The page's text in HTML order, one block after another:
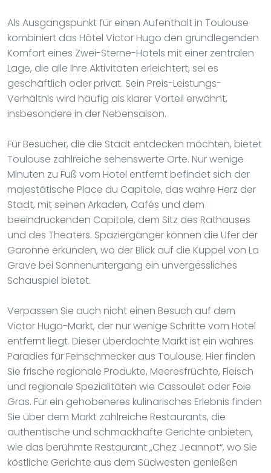
Als Ausgangspunkt für einen Aufenthalt in Toulouse
kombiniert das Hôtel Victor Hugo den grundlegenden
Komfort eines Zwei-Sterne-Hotels mit einer zentralen
Lage, die alle Ihre Aktivitäten erleichtert, sei es
geschäftlich oder privat. Sein Preis-Leistungs-
Verhältnis wird häufig als klarer Vorteil erwähnt,
insbesondere in der Nebensaison.
Für Besucher, die die Stadt entdecken möchten, bietet
Toulouse zahlreiche sehenswerte Orte. Nur wenige
Minuten zu Fuß vom Hotel entfernt befindet sich der
majestätische Place du Capitole, das wahre Herz der
Stadt, mit seinen Arkaden, Cafés und dem
beeindruckenden Capitole, dem Sitz des Rathauses
und des Theaters. Spaziergänger können die Ufer der
Garonne erkunden, wo der Blick auf die Kuppel von La
Grave bei Sonnenuntergang ein unvergessliches
Schauspiel bietet.
Verpassen Sie auch nicht einen Besuch auf dem
Victor Hugo-Markt, der nur wenige Schritte vom Hotel
entfernt liegt. Dieser überdachte Markt ist ein wahres
Paradies für Feinschmecker aus Toulouse. Hier finden
Sie frische regionale Produkte, Meeresfrüchte, Fleisch
und regionale Spezialitäten wie Cassoulet oder Foie
Gras. Für ein gehobeneres kulinarisches Erlebnis finden
Sie über dem Markt zahlreiche Restaurants, die
authentische und schmackhafte Gerichte anbieten,
wie das berühmte Restaurant „Chez Jeannot“, wo Sie
köstliche Gerichte aus dem Südwesten genießen